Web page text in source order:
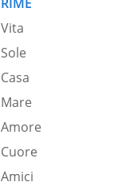
Vita
Sole
Casa
Mare
Amore
Cuore
Amici